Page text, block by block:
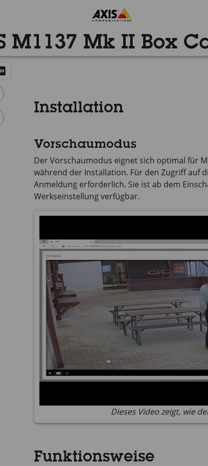
M1137 Mk II Box
Installation
Vorschaumodus
Der Vorschaumodus eignet sich optimal für
während der Installation. Für den Zugriff auf
Anmeldung erforderlich. Sie ist ab dem
Werkseinstellung verfügbar.
Dieses Video zeigt, wie
Funktionsweise